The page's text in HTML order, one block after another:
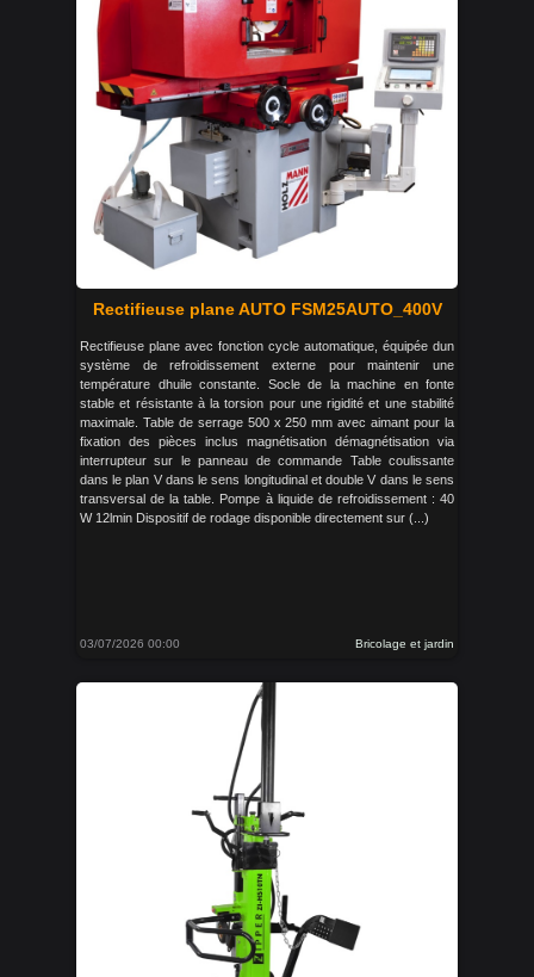
Rectifieuse plane AUTO FSM25AUTO_400V
Rectifieuse plane avec fonction cycle automatique, équipée dun
système de refroidissement externe pour maintenir une
température dhuile constante. Socle de la machine en fonte
stable et résistante à la torsion pour une rigidité et une stabilité
maximale. Table de serrage 500 x 250 mm avec aimant pour la
fixation des pièces inclus magnétisation démagnétisation via
interrupteur sur le panneau de commande Table coulissante
dans le plan V dans le sens longitudinal et double V dans le sens
transversal de la table. Pompe à liquide de refroidissement : 40
W 12lmin Dispositif de rodage disponible directement sur (...)
03/07/2026 00:00 Bricolage et jardin